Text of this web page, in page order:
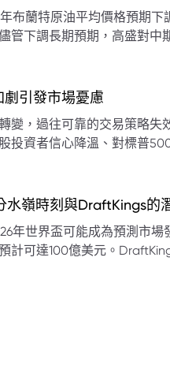
布蘭特原油平均價格預期
管下調長期預期，高盛對中
行認為，美國、巴西、圭亞
供應缺口（每日500萬至
升至每桶110美元以上，極
弱，2026年底油價可能回
引發市場憂慮
變，過往可靠的交易策略
投資者信心降溫、對標普
交易與市場震盪加劇將成為
數據拉扯：** 經濟數據表現出韌性與聯準會緊
* **專家預期：** 預計將持續出現板塊輪動與風格
率決議及後續記者會，被視為短
水嶺時刻與DraftKings的
年世界盃可能成為預測市場
計可達100億美元。
市場業務的拓展，為即將到